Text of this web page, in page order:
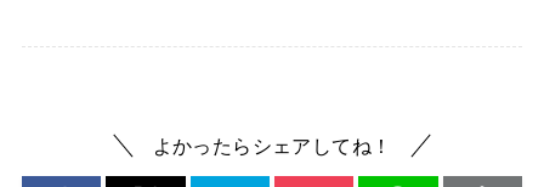
よかったらシェアしてね！